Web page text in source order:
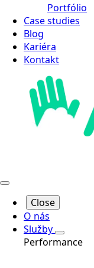
Portfólio
Case studies
Blog
Kariéra
Kontakt
Close
O nás
Služby
Performance